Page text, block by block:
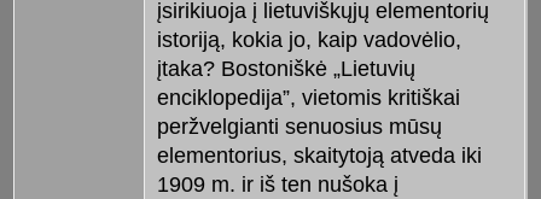
įsirikiuoja į lietuviškųjų elementorių
istoriją, kokia jo, kaip vadovėlio,
įtaka? Bostoniškė „Lietuvių
enciklopedija”, vietomis kritiškai
peržvelgianti senuosius mūsų
elementorius, skaitytoją atveda iki
1909 m. ir iš ten nušoka į